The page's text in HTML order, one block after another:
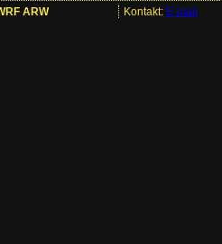
ARW Kontakt: E-mail